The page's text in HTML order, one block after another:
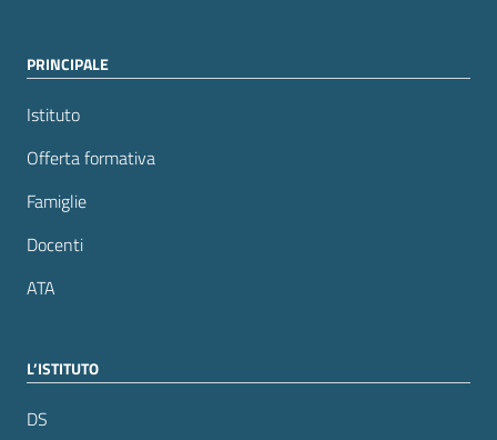
PRINCIPALE
Istituto
Offerta formativa
Famiglie
Docenti
ATA
L’ISTITUTO
DS